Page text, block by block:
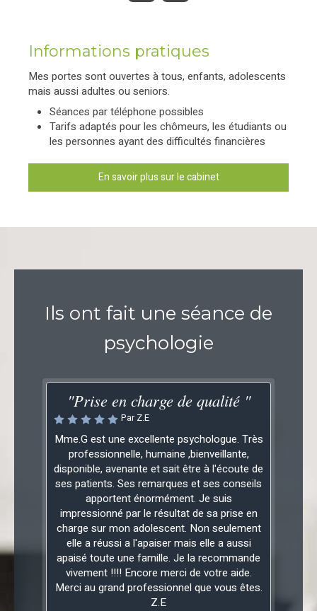
Informations pratiques
Mes portes sont ouvertes à tous, enfants, adolescents
mais aussi adultes ou seniors.
Séances par téléphone possibles
Tarifs adaptés pour les chômeurs, les étudiants ou
les personnes ayant des difficultés financières
En savoir plus sur le cabinet
Ils ont fait une séance de
psychologie
"Prise en charge de qualité "
Par Z.E
Mme.G est une excellente psychologue. Très
professionnelle, humaine ,bienveillante,
disponible, avenante et sait être à l'écoute de
ses patients. Ses remarques et ses conseils
apportent énormément. Je suis
impressionné par le résultat de sa prise en
charge sur mon adolescent. Non seulement
elle a réussi a l'apaiser mais elle a aussi
apaisé toute une famille. Je la recommande
vivement !!!! Encore merci de votre aide.
Merci au grand professionnel que vous êtes.
Z.E